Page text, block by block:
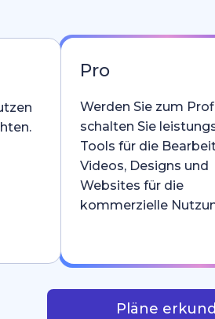
Pro
Werden Sie zum
schalten Sie
Tools für die
Videos, Designs und
Websites für die
kommerzielle
Pläne